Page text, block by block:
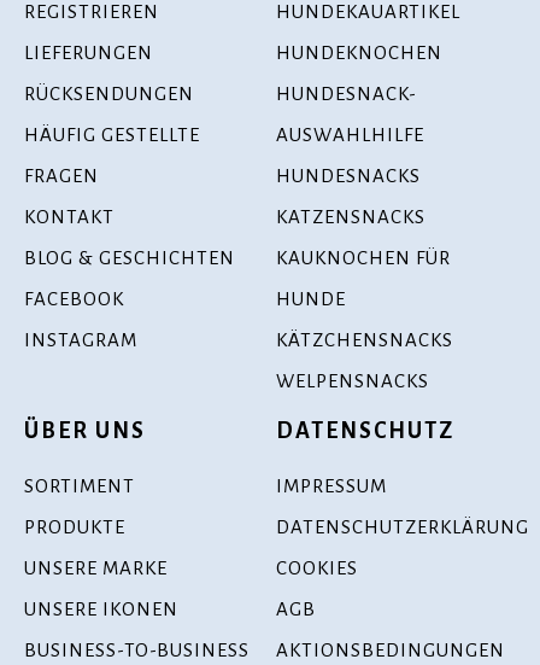
REGISTRIEREN
LIEFERUNGEN
RÜCKSENDUNGEN
HÄUFIG GESTELLTE
FRAGEN
KONTAKT
BLOG & GESCHICHTEN
FACEBOOK
INSTAGRAM
HUNDEKAUARTIKEL
HUNDEKNOCHEN
HUNDESNACK-
AUSWAHLHILFE
HUNDESNACKS
KATZENSNACKS
KAUKNOCHEN FÜR
HUNDE
KÄTZCHENSNACKS
WELPENSNACKS
ÜBER UNS
SORTIMENT
PRODUKTE
UNSERE MARKE
UNSERE IKONEN
BUSINESS-TO-BUSINESS
DATENSCHUTZ
IMPRESSUM
DATENSCHUTZERKLÄRUNG
COOKIES
AGB
AKTIONSBEDINGUNGEN